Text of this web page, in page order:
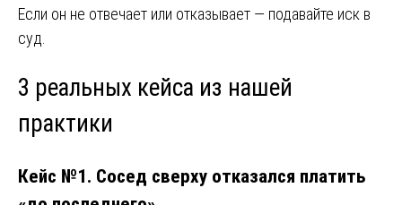
Если он не отвечает или отказывает — подавайте иск в
суд.
3 реальных кейса из нашей
практики
Кейс №1. Сосед сверху отказался платить